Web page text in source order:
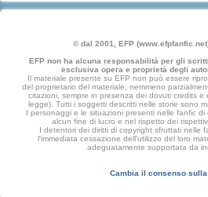
© dal 2001, EFP
EFP non ha alcuna responsabilità per gli
esclusiva opera e proprietà degli
Il materiale presente su EFP non può essere
del proprietario del materiale, nemmeno
citazioni, sempre in presenza dei dovuti credits e
legge). Tutti i soggetti descritti nelle storie sono
I personaggi e le situazioni presenti nelle fanfic
alcun fine di lucro e nel rispetto dei
I detentori dei diritti di copyright sfruttati nelle
l'immediata cessazione dell'utilizzo del loro
adeguatamente supportata da
Cambia il consenso